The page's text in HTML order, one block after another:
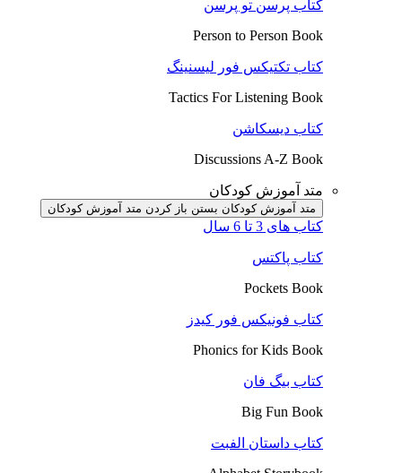
کتاب پرسن تو پرسن
Person to Person Book
کتاب تکتیکس فور لیسنینگ
Tactics For Listening Book
کتاب دیسکاشن
Discussions A-Z Book
متد آموزش کودکان
متد آموزش کودکان بستن باز کردن متد آموزش کودکان
کتاب های 3 تا 6 سال
کتاب پاکتس
Pockets Book
کتاب فونیکس فور کیدز
Phonics for Kids Book
کتاب بیگ فان
Big Fun Book
کتاب داستان الفبت